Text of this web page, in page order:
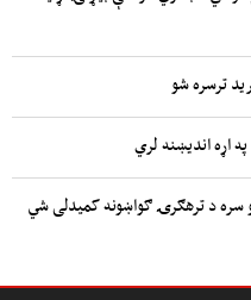
ترسره شو
اړه اندیښنه لري
سره د ترهګرۍ ګواښونه کمیدلی شي